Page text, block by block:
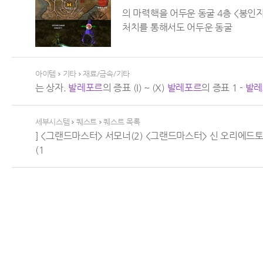
>
의 마력핵을 어두운 동굴 4층 <봉인
처치를 통해서도 어두운 동굴
아이템
>
기타
>
재료/금속/기타
는 상자. 발레 포르의 증표 (I) ~ (X) 발레 포르의 증표 1 - 발레
세부시스템 퀘스트 퀘스트 목록
] <그랜드마스터> 서모너(2) <그랜드마스터> 신 오리에드
(1